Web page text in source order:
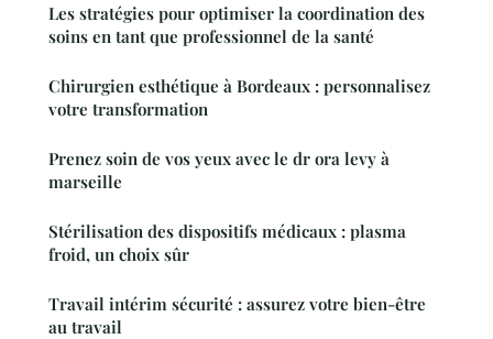
Les stratégies pour optimiser la coordination des
soins en tant que professionnel de la santé
Chirurgien esthétique à Bordeaux : personnalisez
votre transformation
Prenez soin de vos yeux avec le dr ora levy à
marseille
Stérilisation des dispositifs médicaux : plasma
froid, un choix sûr
Travail intérim sécurité : assurez votre bien-être
au travail